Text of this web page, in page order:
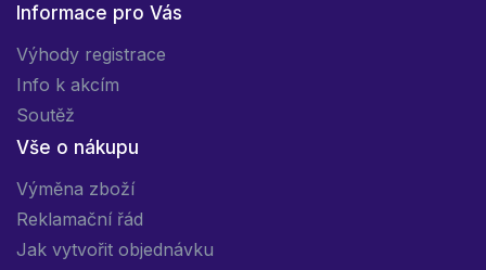
Informace pro Vás
Výhody registrace
Info k akcím
Soutěž
Vše o nákupu
Výměna zboží
Reklamační řád
Jak vytvořit objednávku